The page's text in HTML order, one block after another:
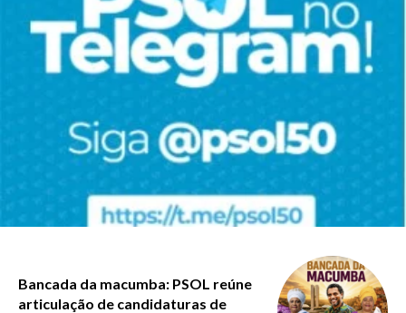
Bancada da macumba: PSOL reúne
articulação de candidaturas de